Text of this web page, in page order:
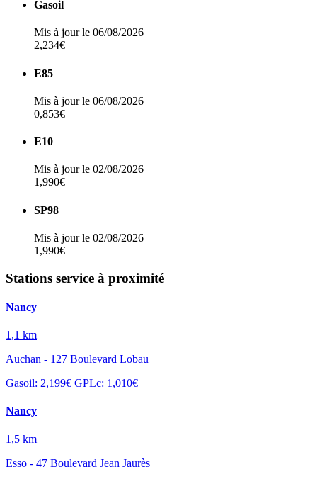
Gasoil
Mis à jour le 06/08/2026
2,234€
E85
Mis à jour le 06/08/2026
0,853€
E10
Mis à jour le 02/08/2026
1,990€
SP98
Mis à jour le 02/08/2026
1,990€
Stations service à proximité
Nancy
1,1 km
Auchan - 127 Boulevard Lobau
Gasoil: 2,199€ GPLc: 1,010€
Nancy
1,5 km
Esso - 47 Boulevard Jean Jaurès